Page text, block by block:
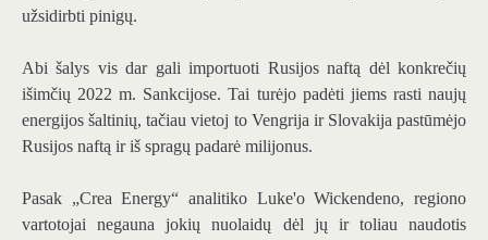
užsidirbti pinigų.
Abi šalys vis dar gali importuoti Rusijos naftą dėl konkrečių
išimčių 2022 m. Sankcijose. Tai turėjo padėti jiems rasti naujų
energijos šaltinių, tačiau vietoj to Vengrija ir Slovakija pastūmėjo
Rusijos naftą ir iš spragų padarė milijonus.
Pasak „Crea Energy“ analitiko Luke'o Wickendeno, regiono
vartotojai negauna jokių nuolaidų dėl jų ir toliau naudotis